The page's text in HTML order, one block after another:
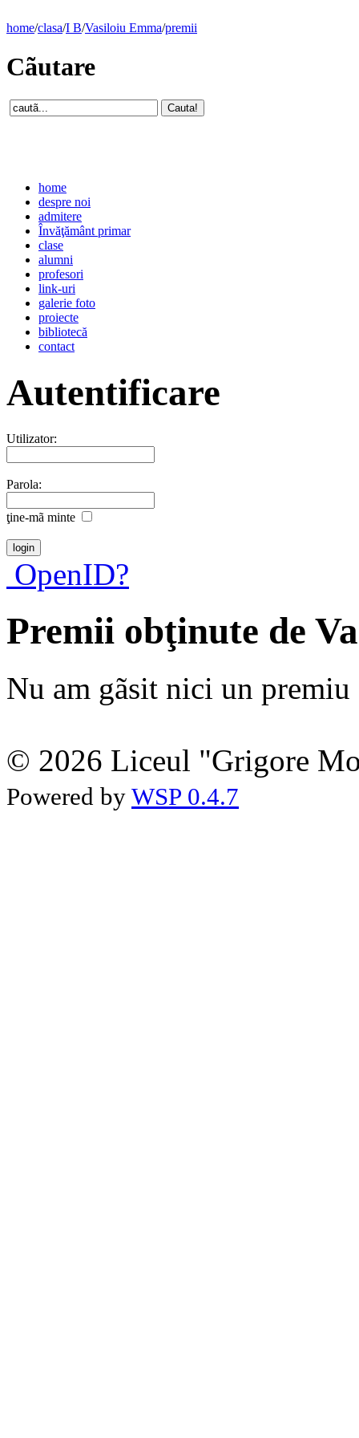
home/clasa/I B/Vasiloiu Emma/premii
Cãutare
home
despre noi
admitere
Învăţământ primar
clase
alumni
profesori
link-uri
galerie foto
proiecte
bibliotecă
contact
Autentificare
Utilizator:
Parola:
ţine-mã minte
OpenID?
Premii obţinute de
Nu am gãsit nici un premiu
© 2026 Liceul "Grigore
Powered by WSP 0.4.7